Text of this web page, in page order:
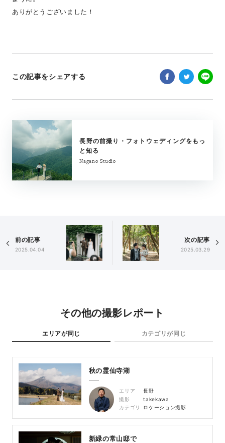
ありがとうございました！
この記事をシェアする
長野の前撮り・フォトウェディングをもっ
と知る
Nagano Studio
前の記事
2025.04.04
次の記事
2025.03.29
その他の撮影レポート
エリアが同じ カテゴリが同じ
秋の霊仙寺湖
エリア
長野
撮影
takekawa
カテゴリ
ロケーション撮影
新緑の常山邸で